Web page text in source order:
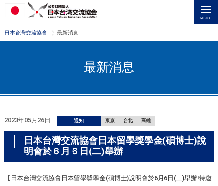
日本台灣交流協會 >
最新消息
最新消息
2023年05月26日 通知 東京 台北 高雄
日本台灣交流協會日本留學獎學金(碩博士)說
明會於６月６日(二)舉辦
【日本台灣交流協會日本留學獎學金(碩博士)說明會於6月6日(二)舉辦!特邀